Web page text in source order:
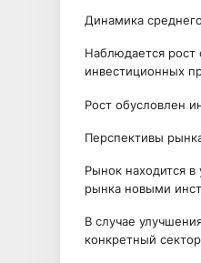
Динамика
Наблюдается рост
инвестиционных
Рост обусловлен
Перспективы
Рынок находится
рынка новыми
В случае
конкретный